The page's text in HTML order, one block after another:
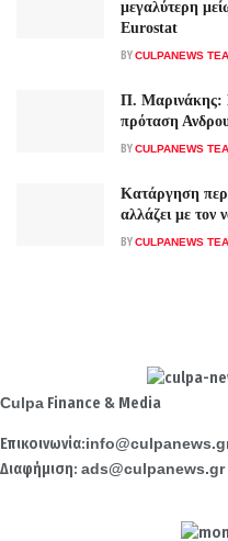
μεγαλύτερη
Eurostat
BYCULPANEWS
Π. Μαρινάκης:
πρόταση
BYCULPANEWS
Κατάργηση
αλλάζει με τον
BYCULPANEWS
Culpa Finance & Media
Επικοινωνία:
Διαφήμιση: ads@culpanews.gr